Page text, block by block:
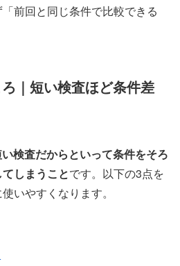
前回と同じ条件で比較できる
｜短い検査ほど条件差
検査だからといって条件をそろ
しまうことです。以下の3点を
いやすくなります。